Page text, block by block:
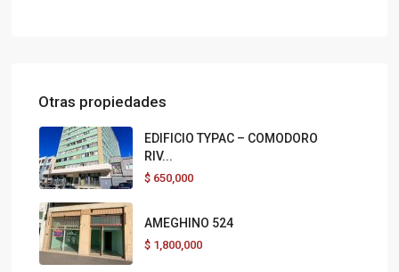
Otras propiedades
EDIFICIO TYPAC – COMODORO
RIV...
$ 650,000
AMEGHINO 524
$ 1,800,000